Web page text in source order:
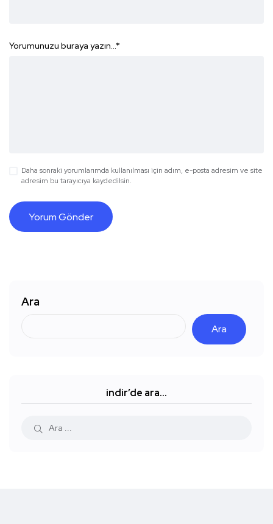
Yorumunuzu buraya yazın...*
Daha sonraki yorumlarımda kullanılması için adım, e-posta adresim ve site
adresim bu tarayıcıya kaydedilsin.
Ara
Ara
indir’de ara…